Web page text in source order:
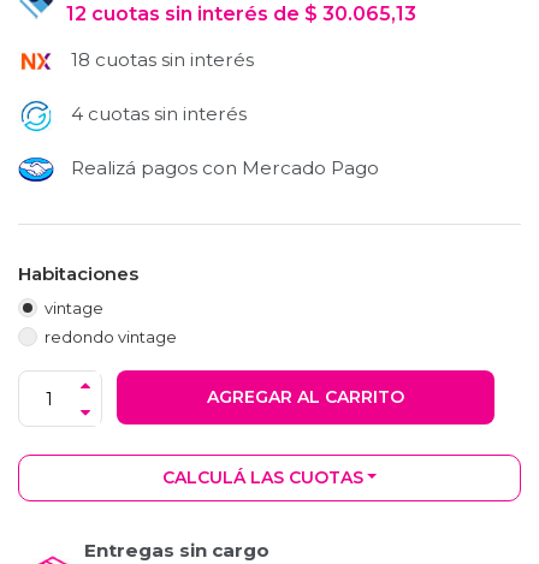
12 cuotas sin interés de $ 30.065,13
18 cuotas sin interés
4 cuotas sin interés
Realizá pagos con Mercado Pago
Habitaciones
vintage
redondo vintage
AGREGAR AL CARRITO
CALCULÁ LAS CUOTAS
Entregas sin cargo